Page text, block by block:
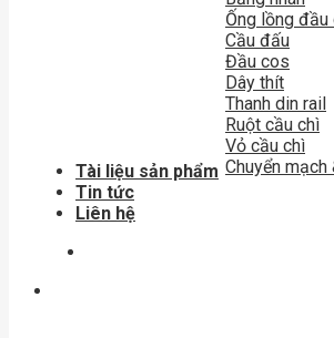
Ống lồng đầu
Cầu đấu
Đầu cos
Dây thít
Thanh din rail
Ruột cầu chì
Vỏ cầu chì
Chuyển mạch
Tài liệu sản phẩm
Tin tức
Liên hệ